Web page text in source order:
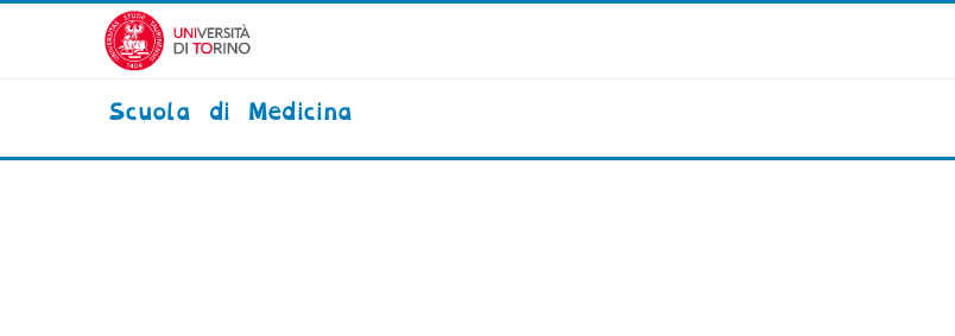
Vai al contenuto principale
Scuola di Medicina